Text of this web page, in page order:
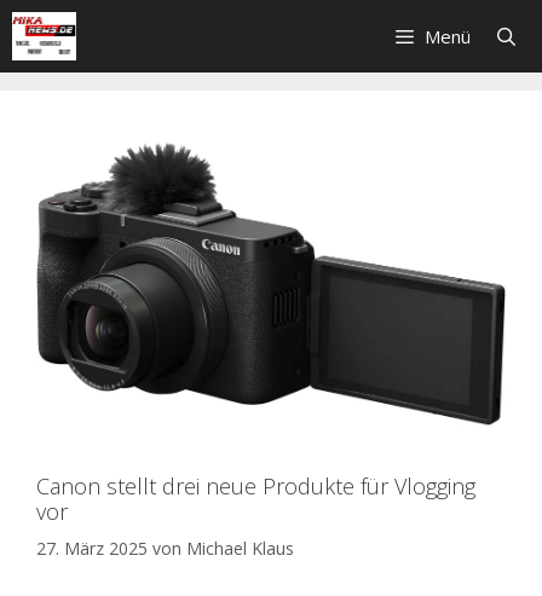
Zum
Inhalt
springen
Menü
Canon stellt drei neue Produkte für Vlogging
vor
27. März 2025 von Michael Klaus